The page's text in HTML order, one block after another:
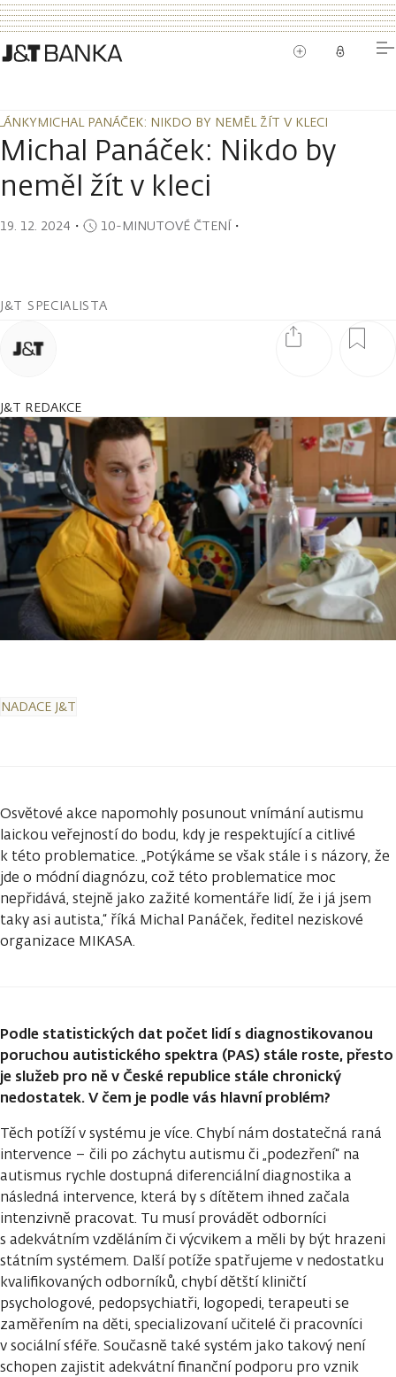
MICHAL PANÁČEK: NIKDO BY NEMĚL ŽÍT V KLECI
MICHAL PANÁČEK: NIKDO BY NEMĚL ŽÍT V KLECI
Michal Panáček: Nikdo by
neměl žít v kleci
19. 12. 2024 ・ 10-MINUTOVÉ ČTENÍ・
J&T SPECIALISTA
J&T REDAKCE
NADACE J&T
Osvětové akce napomohly posunout vnímání autismu
laickou veřejností do bodu, kdy je respektující a citlivé
k této problematice. „Potýkáme se však stále i s názory, že
jde o módní diagnózu, což této problematice moc
nepřidává, stejně jako zažité komentáře lidí, že i já jsem
taky asi autista,“ říká Michal Panáček, ředitel neziskové
organizace MIKASA.
Podle statistických dat počet lidí s diagnostikovanou
poruchou autistického spektra (PAS) stále roste, přesto
je služeb pro ně v České republice stále chronický
nedostatek. V čem je podle vás hlavní problém?
Těch potíží v systému je více. Chybí nám dostatečná raná
intervence – čili po záchytu autismu či „podezření“ na
autismus rychle dostupná diferenciální diagnostika a
následná intervence, která by s dítětem ihned začala
intenzivně pracovat. Tu musí provádět odborníci
s adekvátním vzděláním či výcvikem a měli by být hrazeni
státním systémem. Další potíže spatřujeme v nedostatku
kvalifikovaných odborníků, chybí dětští kliničtí
psychologové, pedopsychiatři, logopedi, terapeuti se
zaměřením na děti, specializovaní učitelé či pracovníci
v sociální sféře. Současně také systém jako takový není
schopen zajistit adekvátní finanční podporu pro vznik